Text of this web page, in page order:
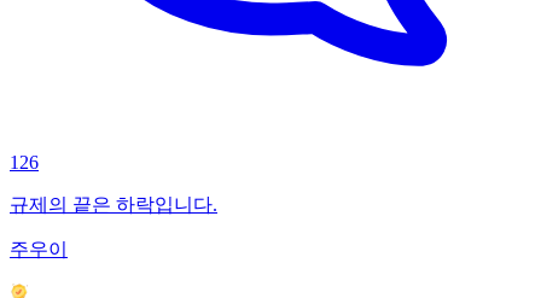
126
규제의 끝은 하락입니다.
주우이